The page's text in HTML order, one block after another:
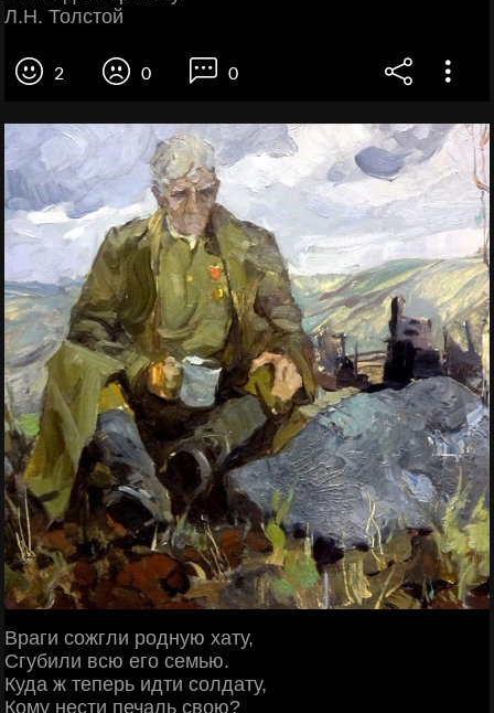
Л.Н. Толстой
2 0 0
Враги сожгли родную хату,
Сгубили всю его семью.
Куда ж теперь идти солдату,
Кому нести печаль свою?